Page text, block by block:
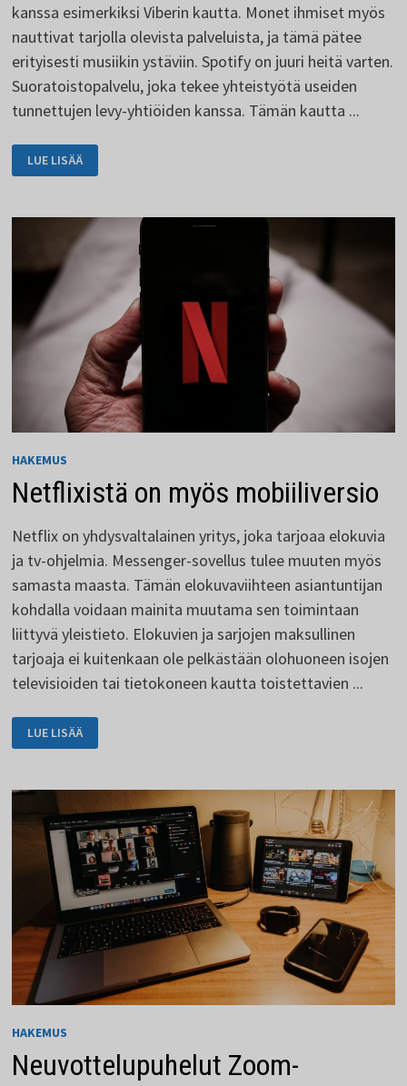
kanssa esimerkiksi Viberin kautta. Monet ihmiset myös
nauttivat tarjolla olevista palveluista, ja tämä pätee
erityisesti musiikin ystäviin. Spotify on juuri heitä varten.
Suoratoistopalvelu, joka tekee yhteistyötä useiden
tunnettujen levy-yhtiöiden kanssa. Tämän kautta ...
SPOTIFY-
MUSIIKIN
SUORATOISTO
LUE LISÄÄ
HAKEMUS
Netflixistä on myös mobiiliversio
Netflix on yhdysvaltalainen yritys, joka tarjoaa elokuvia
ja tv-ohjelmia. Messenger-sovellus tulee muuten myös
samasta maasta. Tämän elokuvaviihteen asiantuntijan
kohdalla voidaan mainita muutama sen toimintaan
liittyvä yleistieto. Elokuvien ja sarjojen maksullinen
tarjoaja ei kuitenkaan ole pelkästään olohuoneen isojen
televisioiden tai tietokoneen kautta toistettavien ...
NETFLIXISTÄ
ON
MYÖS
LUE LISÄÄ
HAKEMUS
Neuvottelupuhelut Zoom-